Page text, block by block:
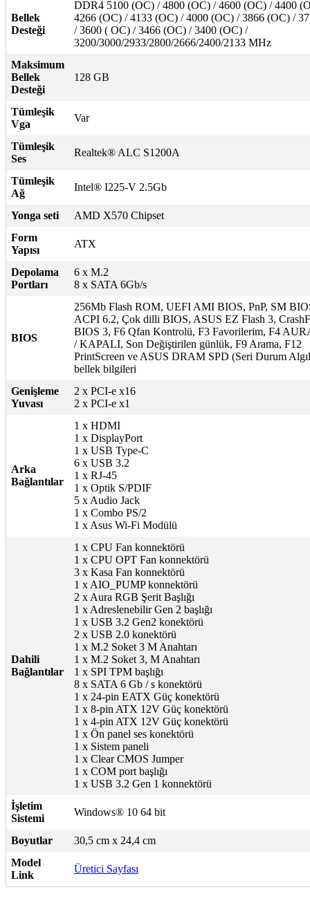
Bellek
Desteği
DDR4 5100 (OC) / 4800 (OC) / 4600 (OC) / 4400
4266 (OC) / 4133 (OC) / 4000 (OC) / 3866 (OC) /
/ 3600 ( OC) / 3466 (OC) / 3400 (OC) /
3200/3000/2933/2800/2666/2400/2133 MHz
Maksimum
Bellek
Desteği
128 GB
Tümleşik
Vga
Var
Tümleşik
Ses
Realtek® ALC S1200A
Tümleşik
Ağ
Intel® I225-V 2.5Gb
Yonga seti
AMD X570 Chipset
Form
Yapısı
ATX
Depolama
Portları
6 x M.2
8 x SATA 6Gb/s
BIOS
256Mb Flash ROM, UEFI AMI BIOS, PnP, SM
ACPI 6.2, Çok dilli BIOS, ASUS EZ Flash 3,
BIOS 3, F6 Qfan Kontrolü, F3 Favorilerim, F4
/ KAPALI, Son Değiştirilen günlük, F9 Arama, F12
PrintScreen ve ASUS DRAM SPD (Seri Durum
bellek bilgileri
Genişleme
Yuvası
2 x PCI-e x16
2 x PCI-e x1
Arka
Bağlantılar
1 x HDMI
1 x DisplayPort
1 x USB Type-C
6 x USB 3.2
1 x RJ-45
1 x Optik S/PDIF
5 x Audio Jack
1 x Combo PS/2
1 x Asus Wi-Fi Modülü
Dahili
Bağlantılar
1 x CPU Fan konnektörü
1 x CPU OPT Fan konnektörü
3 x Kasa Fan konnektörü
1 x AIO_PUMP konnektörü
2 x Aura RGB Şerit Başlığı
1 x Adreslenebilir Gen 2 başlığı
1 x USB 3.2 Gen2 konektörü
2 x USB 2.0 konektörü
1 x M.2 Soket 3 M Anahtarı
1 x M.2 Soket 3, M Anahtarı
1 x SPI TPM başlığı
8 x SATA 6 Gb / s konektörü
1 x 24-pin EATX Güç konektörü
1 x 8-pin ATX 12V Güç konektörü
1 x 4-pin ATX 12V Güç konektörü
1 x Ön panel ses konektörü
1 x Sistem paneli
1 x Clear CMOS Jumper
1 x COM port başlığı
1 x USB 3.2 Gen 1 konnektörü
İşletim
Sistemi
Windows® 10 64 bit
Boyutlar
30,5 cm x 24,4 cm
Model
Link
Üretici Sayfası